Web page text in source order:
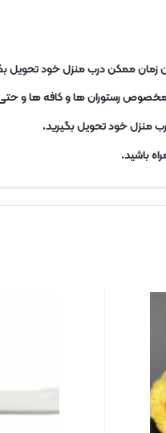
زمان ممکن درب منزل خود تحویل
رستوران ها و کافه ها و حتی
منزل خود تحویل بگیرید.
باشید.